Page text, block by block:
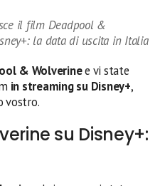
il film Deadpool &
la data di uscita in Italia
& Wolverinee vi state
in streaming su Disney+,
vostro.
su Disney+: